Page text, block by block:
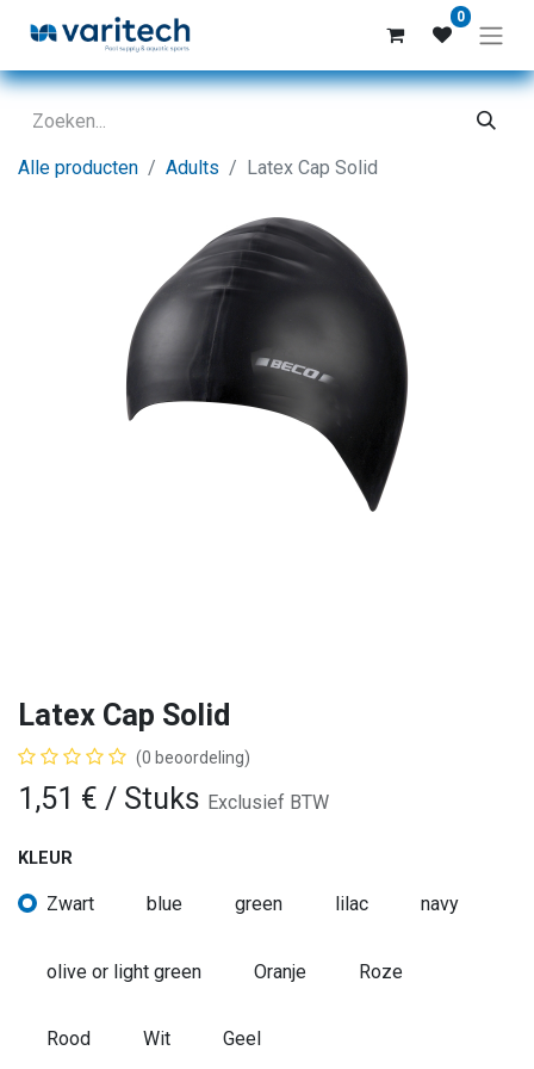
0
Alle producten Adults Latex Cap Solid
Latex Cap Solid
(0 beoordeling)
1,51 € / Stuks Exclusief BTW
KLEUR
Zwart blue green lilac navy
olive or light green Oranje Roze
Rood ​Wit Geel